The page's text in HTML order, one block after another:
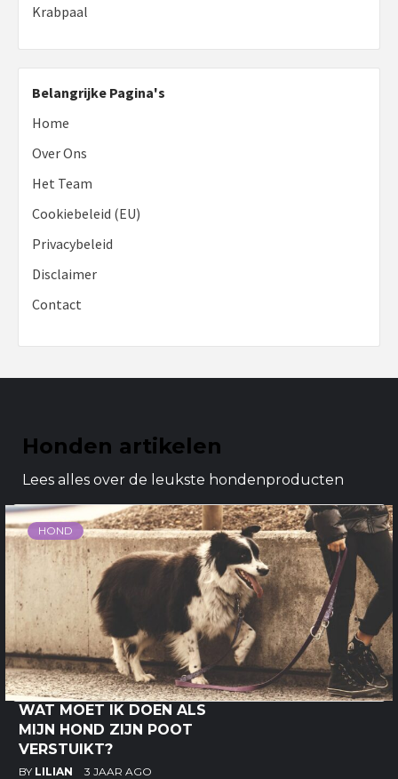
Krabpaal
Belangrijke Pagina's
Home
Over Ons
Het Team
Cookiebeleid (EU)
Privacybeleid
Disclaimer
Contact
Honden artikelen
Lees alles over de leukste hondenproducten
HOND
WAT MOET IK DOEN ALS
MIJN HOND ZIJN POOT
VERSTUIKT?
BY LILIAN 3 JAAR AGO